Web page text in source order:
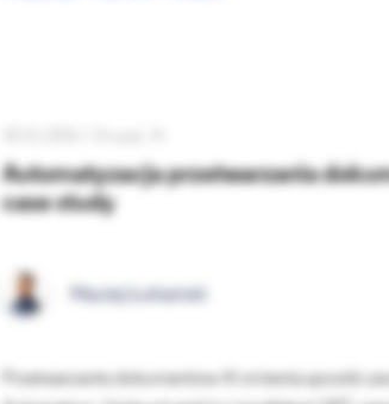
Automatyzacja przetwarzania
case study
Maciej Łukiański
Przetwarzanie dokumentów AI zmienia sposób